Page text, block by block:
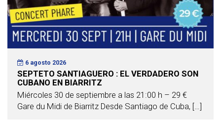
6 agosto 2026
SEPTETO SANTIAGUERO : EL VERDADERO SON
CUBANO EN BIARRITZ
Miércoles 30 de septiembre a las 21:00 h – 29 €
Gare du Midi de Biarritz Desde Santiago de Cuba, […]